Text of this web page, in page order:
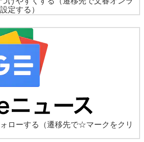
定する）
ローする
（遷移先で☆マークをクリ